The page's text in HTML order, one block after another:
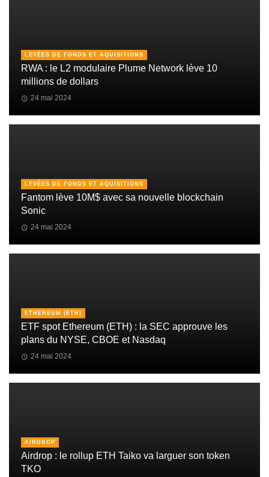
LEVÉES DE FONDS ET AQUISITIONS
RWA : le L2 modulaire Plume Network lève 10
millions de dollars
24 mai 2024
LEVÉES DE FONDS ET AQUISITIONS
Fantom lève 10M$ avec sa nouvelle blockchain
Sonic
24 mai 2024
ETHEREUM (ETH)
ETF spot Ethereum (ETH) : la SEC approuve les
plans du NYSE, CBOE et Nasdaq
24 mai 2024
AIRDROP
Airdrop : le rollup ETH Taiko va larguer son token
TKO